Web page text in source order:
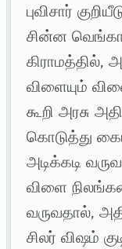
புவிசார்
சின்ன
விளையும்
கூறி அரசு
கொடுத்து
அடிக்கடி
விளை
வருவதால்,
சிலர் விஷம்